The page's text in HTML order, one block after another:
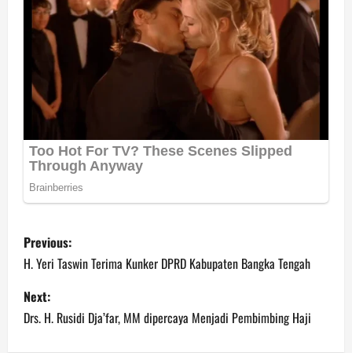
P
o
s
t
Previous:
H. Yeri Taswin Terima Kunker DPRD Kabupaten Bangka Tengah
Next:
Drs. H. Rusidi Dja’far, MM dipercaya Menjadi Pembimbing Haji